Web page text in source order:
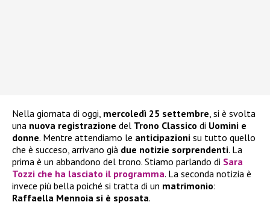
Nella giornata di oggi, mercoledì 25 settembre, si è svolta
una nuova registrazione del Trono Classico di Uomini e
donne. Mentre attendiamo le anticipazioni su tutto quello
che è succeso, arrivano già due notizie sorprendenti. La
prima è un abbandono del trono. Stiamo parlando di Sara
Tozzi che ha lasciato il programma. La seconda notizia è
invece più bella poiché si tratta di un matrimonio:
Raffaella Mennoia si è sposata.